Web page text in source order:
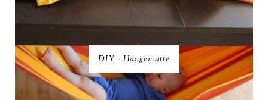
DIY - Hängematte